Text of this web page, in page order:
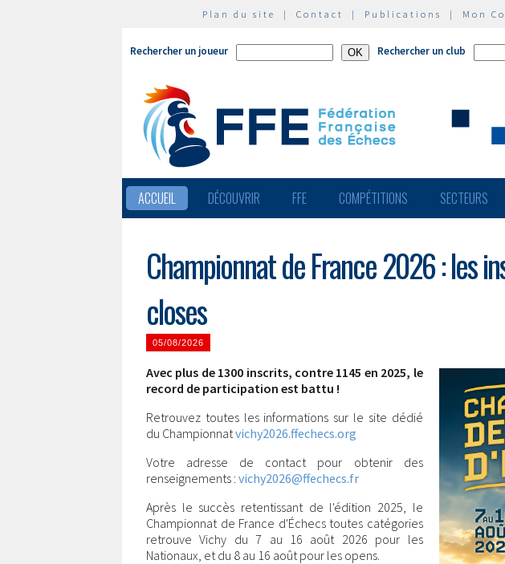
Plan du site | Contact | Publications | Mon
Rechercher un joueur Rechercher un club
ACCUEIL DÉCOUVRIR FFE COMPÉTITIONS SECTEURS
Championnat de France 2026 : les
closes
05/08/2026
Avec plus de 1300 inscrits, contre 1145 en 2025, le
record de participation est battu !
Retrouvez toutes les informations sur le site dédié
du Championnatvichy2026.ffechecs.org
Votre adresse de contact pour obtenir des
renseignements : vichy2026@ffechecs.fr
Après le succès retentissant de l'édition 2025, le
Championnat de France d'Échecs toutes catégories
retrouve Vichy du 7 au 16 août 2026 pour les
Nationaux, et du 8 au 16 août pour les opens.